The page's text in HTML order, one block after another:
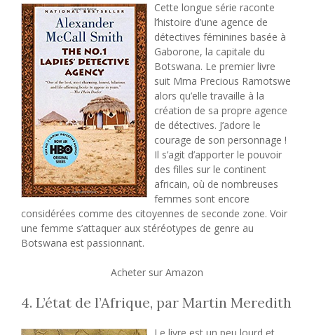
Cette longue série raconte
l’histoire d’une agence de
détectives féminines basée à
Gaborone, la capitale du
Botswana. Le premier livre
suit Mma Precious Ramotswe
alors qu’elle travaille à la
création de sa propre agence
de détectives. J’adore le
courage de son personnage !
Il s’agit d’apporter le pouvoir
des filles sur le continent
africain, où de nombreuses
femmes sont encore
considérées comme des citoyennes de seconde zone. Voir
une femme s’attaquer aux stéréotypes de genre au
Botswana est passionnant.
Acheter sur Amazon
4. L’état de l’Afrique, par Martin Meredith